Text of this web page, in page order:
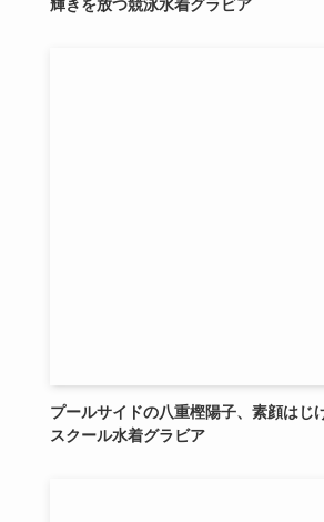
輝きを放つ競泳水着グラビア
プールサイドの八重樫陽子、素顔はじ
スクール水着グラビア